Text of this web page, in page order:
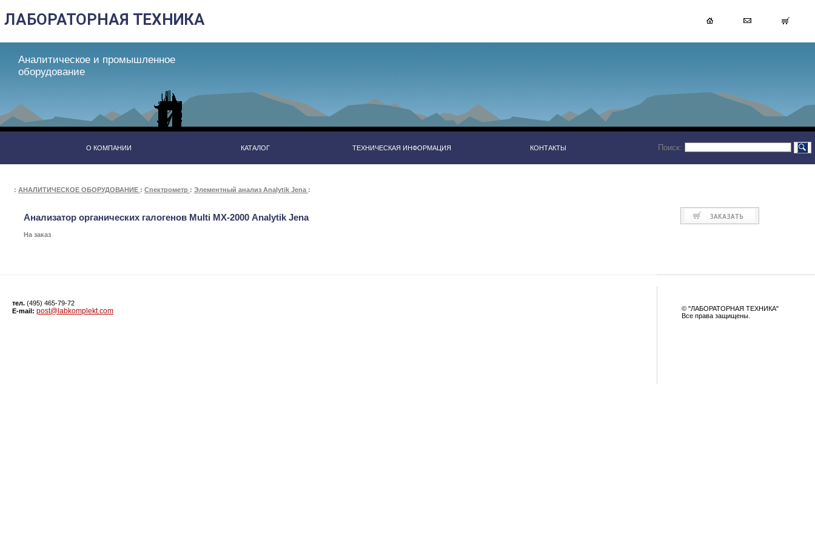
Аналитическое и промышленное
оборудование
О КОМПАНИИ КАТАЛОГ ТЕХНИЧЕСКАЯ ИНФОРМАЦИЯ КОНТАКТЫ Поиск:
: АНАЛИТИЧЕСКОЕ ОБОРУДОВАНИЕ : Спектрометр : Элементный анализ Analytik Jena :
Анализатор органических галогенов Multi MХ-2000 Analytik Jena
На заказ
тел. (495) 465-79-72
E-mail: post@labkomplekt.com
© "ЛАБОРАТОРНАЯ ТЕХНИКА"
Все права защищены.